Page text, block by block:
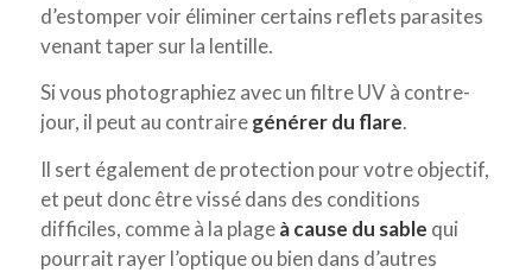
d’estomper voir éliminer certains reflets parasites
venant taper sur la lentille.
Si vous photographiez avec un filtre UV à contre-
jour, il peut au contrairegénérer du flare.
Il sert également de protection pour votre objectif,
et peut donc être vissé dans des conditions
difficiles, comme à la plageà cause du sable qui
pourrait rayer l’optique ou bien dans d’autres